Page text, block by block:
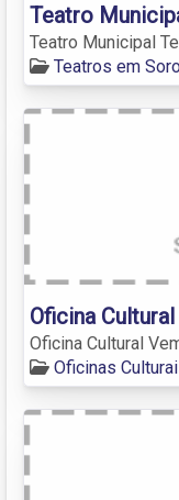
Teatro
Teatro Municipal
Teatros em
Oficina
Oficina Cultural
Oficinas